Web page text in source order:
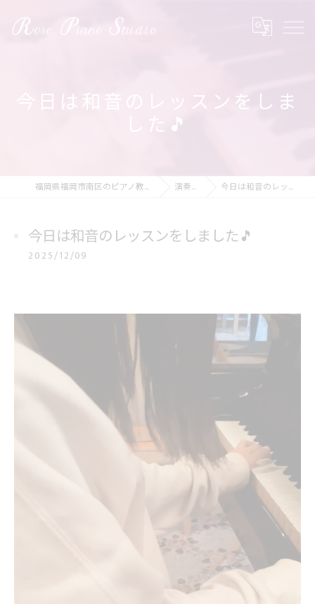
今日は和音のレッスンをしま
した🎵
福岡県福岡市南区のピアノ教室ならRose Piano Studio 演奏の動画 今日は和音のレッスンをしました🎵
今日は和音のレッスンをしました🎵
2025/12/09